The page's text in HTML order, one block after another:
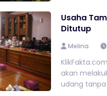
Usaha
Ditutup
Melina
akan
udang tanpa